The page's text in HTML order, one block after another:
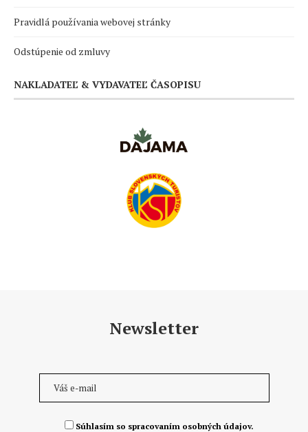
Pravidlá používania webovej stránky
Odstúpenie od zmluvy
NAKLADATEĽ & VYDAVATEĽ ČASOPISU
Newsletter
Súhlasím so spracovaním osobných údajov.